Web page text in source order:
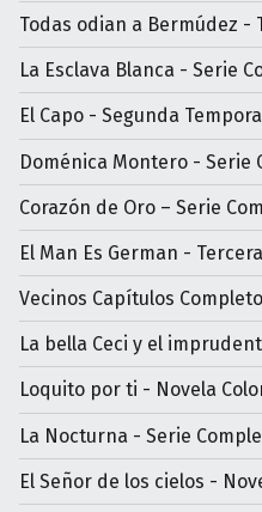
Todas odian a Bermúdez -
La Esclava Blanca - Serie
El Capo - Segunda
Doménica Montero - Serie
Corazón de Oro – Serie
El Man Es German -
Vecinos Capítulos
La bella Ceci y el
Loquito por ti - Novela
La Nocturna - Serie
El Señor de los cielos -